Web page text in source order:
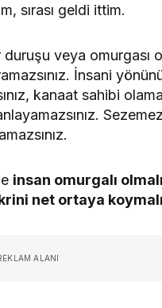
sırası geldi ittim.
veya omurgası
İnsani
kanaat sahibi
insan omurgalı
net ortaya
ALANI